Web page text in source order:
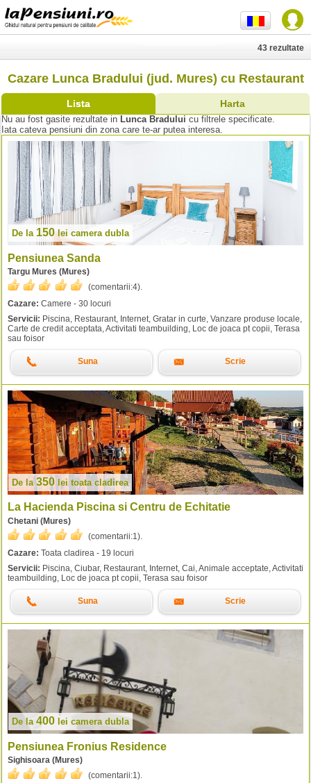
Cazare Lunca Bradului (jud. Mures) cu Restaurant
Lista Harta
43 rezultate
Nu au fost gasite rezultate in Lunca Bradului cu filtrele specificate.
Iata cateva pensiuni din zona care te-ar putea interesa.
De la 150lei camera dubla
Pensiunea Sanda
Targu Mures (Mures)
(comentarii:4).
Cazare: Camere - 30 locuri
Servicii: Piscina, Restaurant, Internet, Gratar in curte, Vanzare produse locale,
Carte de credit acceptata, Activitati teambuilding, Loc de joaca pt copii, Terasa
sau foisor
Suna Scrie
De la 350 lei toata cladirea
La Hacienda Piscina si Centru de Echitatie
Chetani (Mures)
(comentarii:1 ).
Cazare: Toata cladirea - 19 locuri
Servicii: Piscina, Ciubar, Restaurant, Internet, Cai, Animale acceptate, Activitati
teambuilding, Loc de joaca pt copii, Terasa sau foisor
Suna Scrie
De la 400 lei camera dubla
Pensiunea Fronius Residence
Sighisoara (Mures)
(comentarii:1).